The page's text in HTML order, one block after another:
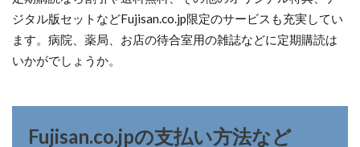
ジタル版セットなどFujisan.co.jp限定のサービスも充実してい
ます。病院、薬局、お店の待合室用の雑誌などに定期購読は
いかがでしょうか。
Fujisan.co.jpの支払い方法など